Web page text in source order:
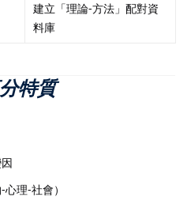
建立「理論-方法」配對資
料庫
特質
理-社會）